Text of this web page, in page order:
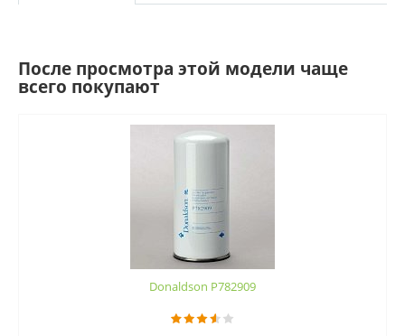
После просмотра этой модели чаще
всего покупают
Donaldson P782909